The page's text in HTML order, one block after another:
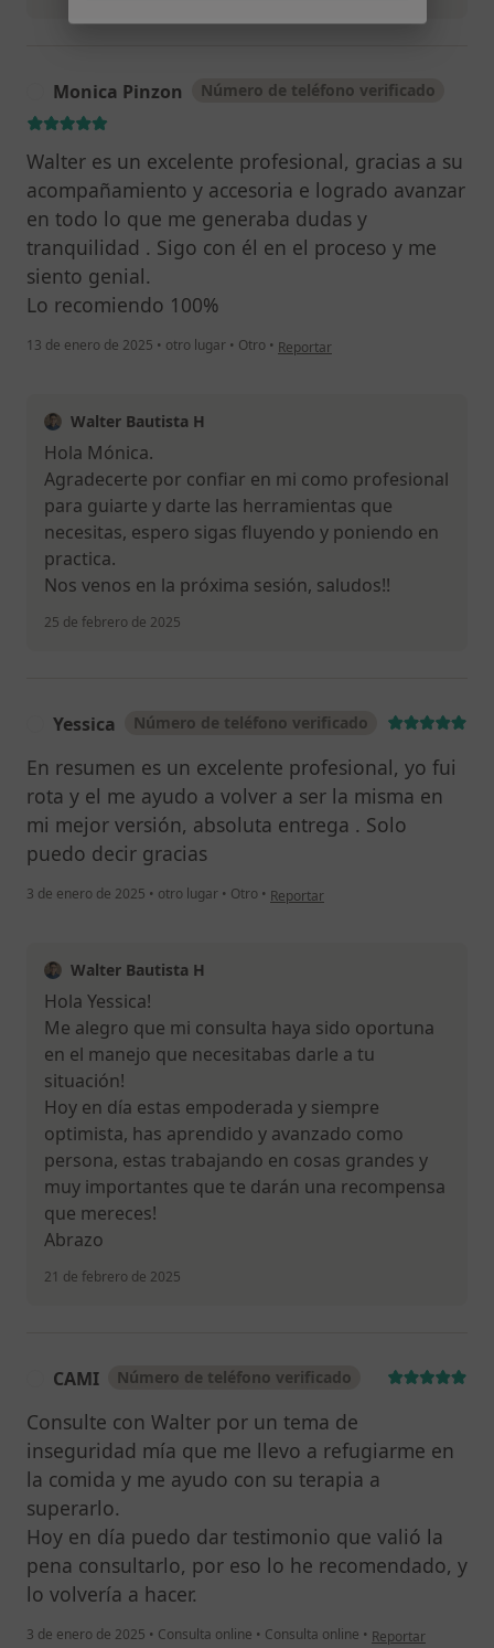
Monica Pinzon Número de teléfono verificado
Walter es un excelente profesional, gracias a su
acompañamiento y accesoria e logrado avanzar
en todo lo que me generaba dudas y
tranquilidad . Sigo con él en el proceso y me
siento genial.
Lo recomiendo 100%
13 de enero de 2025 • otro lugar • Otro • en opinión del usuario Monica
Reportar
Walter Bautista H
Hola Mónica.
Agradecerte por confiar en mi como profesional
para guiarte y darte las herramientas que
necesitas, espero sigas fluyendo y poniendo en
practica.
Nos venos en la próxima sesión, saludos!!
25 de febrero de 2025
Yessica Número de teléfono verificado
En resumen es un excelente profesional, yo fui
rota y el me ayudo a volver a ser la misma en
mi mejor versión, absoluta entrega . Solo
puedo decir gracias
3 de enero de 2025 • otro lugar • Otro • en opinión del usuario Yessica
Reportar
Walter Bautista H
Hola Yessica!
Me alegro que mi consulta haya sido oportuna
en el manejo que necesitabas darle a tu
situación!
Hoy en día estas empoderada y siempre
optimista, has aprendido y avanzado como
persona, estas trabajando en cosas grandes y
muy importantes que te darán una recompensa
que mereces!
Abrazo
21 de febrero de 2025
CAMI Número de teléfono verificado
Consulte con Walter por un tema de
inseguridad mía que me llevo a refugiarme en
la comida y me ayudo con su terapia a
superarlo.
Hoy en día puedo dar testimonio que valió la
pena consultarlo, por eso lo he recomendado, y
lo volvería a hacer.
3 de enero de 2025 • Consulta online • Consulta online • en opinión del
Reportar